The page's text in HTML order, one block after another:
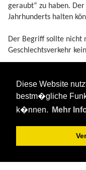
Diese Website
bestm�gliche
k�nnen.
Mehr
geraubt“ zu haben.
Jahrhunderts halten
Der Begriff sollte nicht
Geschlechtsverkehr
unschuld.txt · Zuletzt
Falls nicht anders bezeichnet,
veröffentlicht:
CC